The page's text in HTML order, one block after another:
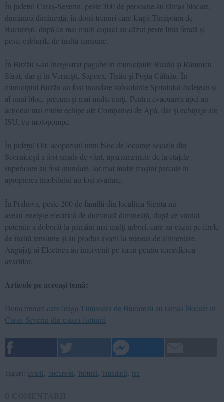
În județul Caraș-Severin, peste 300 de persoane au rămas blocate,
duminică dimineață, în două trenuri care leagă Timișoara de
București, după ce mai mulți copaci au căzut peste linia ferată şi
peste cablurile de înaltă tensiune.
În Buzău s-au înregistrat pagube în municipiile Buzău şi Râmnicu
Sărat, dar şi în Verneşti, Săpoca, Tisău şi Poşta Câlnău. În
municipiul Buzău au fost inundate subsolurile Spitalului Judeţean şi
al unui bloc, precum şi mai multe curţi. Pentru evacuarea apei au
acționat mai multe echipe ale Companiei de Apă, dar şi echipaje ale
ISU, cu motopompe.
În judeţul Olt, acoperişul unui bloc de locuinţe sociale din
Scorniceşti a fost smuls de vânt, apartamentele de la etajele
superioare au fost inundate, iar mai multe maşini parcate în
apropierea imobilului au fost avariate.
În Prahova, peste 200 de familii din localitea Sicrita nu
aveau energie electrică de duminică dimineaţă, după ce vântul
puternic a doborât la pământ mai mulţi arbori, care au căzut pe firele
de înaltă tensiune şi au produs avarii la reţeaua de alimentare.
Angajaţi ai Electrica au intervenit pe teren pentru remedierea
avariilor.
Articole pe aceeași temă:
Doua trenuri care leaga Timisoara de Bucuresti au ramas blocate in
Caras-Severin din cauza furtunii
Taguri: avarii, bucuresti, furtuni, inundatii, isu